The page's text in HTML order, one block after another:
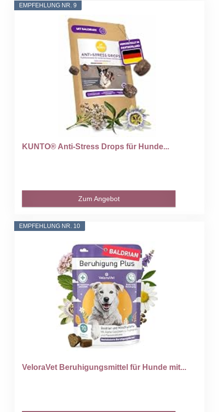
EMPFEHLUNG NR. 9
KUNTO® Anti-Stress Drops für Hunde...
Zum Angebot
EMPFEHLUNG NR. 10
VeloraVet Beruhigungsmittel für Hunde mit...